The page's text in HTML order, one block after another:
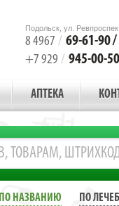
Подольск, ул.
8 4967 / 69-61-90 /
+7 929 / 945-00-50
АПТЕКА
ПО НАЗВАНИЮ ПО